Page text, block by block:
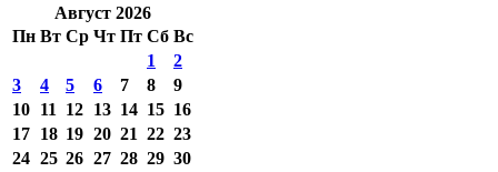
Август 2026
Пн Вт Ср Чт Пт Сб Вс
1
2
3
4 5 6 7 8
9
10 11 12 13 14 15 16
17 18 19 20 21 22 23
24 25 26 27 28 29 30